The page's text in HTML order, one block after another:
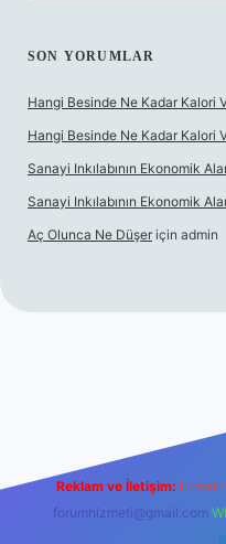
SON YORUMLAR
Hangi Besinde Ne Kadar Kalori
Hangi Besinde Ne Kadar Kalori
Sanayi Inkılabının Ekonomik
Sanayi Inkılabının Ekonomik
Aç Olunca Ne Düşer için admin
Reklam ve İletişim: E-mail:
forumhizmeti@gmail.com